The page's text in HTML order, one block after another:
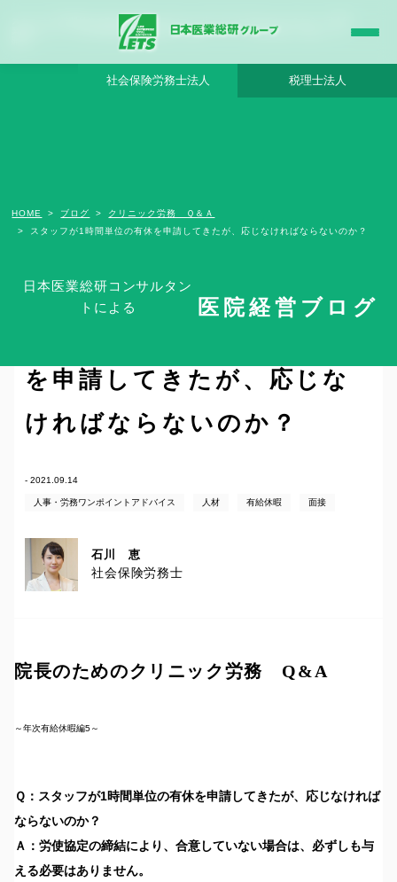
スタッフが1時間単位の有休を申請してきたが、応じなければならないのか？ - 日本医
業総研グループ |日本医業総研｜医院開業・承継・クリニック経営支援・医療モール
社会保険労務士法人 税理士法人
日本医業総研コンサルタン
トによる
医院経営ブログ
HOME ブログ
クリニック労務 Ｑ＆Ａ
スタッフが1時間単位の有休を申請してきたが、応じなければならないのか？
を申請してきたが、応じな
ければならないのか？
- 2021.09.14
人事・労務ワンポイントアドバイス 人材 有給休暇 面接
石川 恵
社会保険労務士
院長のためのクリニック労務 Q&A
～年次有給休暇編5～
Ｑ： スタッフが1時間単位の有休を申請してきたが、応じなければ
ならないのか？
Ａ：労使協定の締結により、合意していない場合は、必ずしも与
える必要はありません。